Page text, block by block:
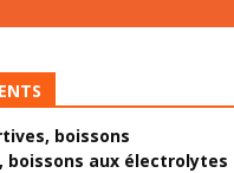
boissons
boissons aux électrolytes